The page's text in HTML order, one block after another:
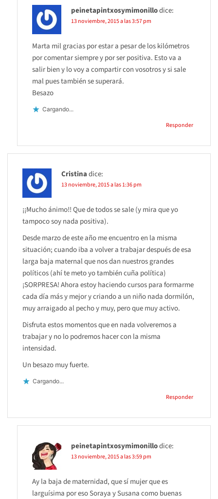
peinetapintxosymimonillodice:
13 noviembre, 2015 a las 3:57 pm
Marta mil gracias por estar a pesar de los kilómetros
por comentar siempre y por ser positiva. Esto va a
salir bien y lo voy a compartir con vosotros y si sale
mal pues también se superará.
Besazo
Cargando...
Responder
Cristinadice:
13 noviembre, 2015 a las 1:36 pm
¡¡Mucho ánimo!! Que de todos se sale (y mira que yo
tampoco soy nada positiva).
Desde marzo de este año me encuentro en la misma
situación; cuando iba a volver a trabajar después de esa
larga baja maternal que nos dan nuestros grandes
políticos (ahí te meto yo también cuña política)
¡SORPRESA! Ahora estoy haciendo cursos para formarme
cada día más y mejor y criando a un niño nada dormilón,
muy arraigado al pecho y muy, pero que muy activo.
Disfruta estos momentos que en nada volveremos a
trabajar y no lo podremos hacer con la misma
intensidad.
Un besazo muy fuerte.
Cargando...
Responder
peinetapintxosymimonillodice:
13 noviembre, 2015 a las 3:59 pm
Ay la baja de maternidad, que sí mujer que es
larguísima por eso Soraya y Susana como buenas